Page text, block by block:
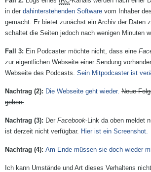
in der dahinterstehenden Software vom Inhaber
gemacht. Er bietet zunächst ein Archiv der Daten
schaltet die Seiten jedoch nach wenigen Minuten
Fall 3: Ein Podcaster möchte nicht, dass eine
zur eigentlichen Webseite einer Sendung
Webseite des Podcasts. Sein Mitpodcaster ist
Die Webseite geht wieder. Neue
geben.
Der Facebook-Link da oben meldet
ist derzeit nicht verfügbar. Hier ist ein Screenshot.
Am Ende müssen sie doch wieder
Ich kann Umstände und Art dieses Verhaltens